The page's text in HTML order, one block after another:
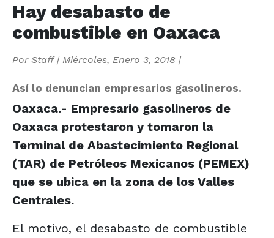
Hay desabasto de
combustible en Oaxaca
Por Staff| Miércoles, Enero 3, 2018 |
Así lo denuncian empresarios gasolineros.
Oaxaca.- Empresario gasolineros de
Oaxaca protestaron y tomaron la
Terminal de Abastecimiento Regional
(TAR) de Petróleos Mexicanos (PEMEX)
que se ubica en la zona de los Valles
Centrales.
El motivo, el desabasto de combustible